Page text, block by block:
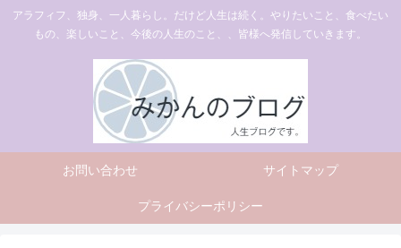
アラフィフ、独身、一人暮らし。だけど人生は続く。やりたいこと、食べたい
もの、楽しいこと、今後の人生のこと、、皆様へ発信していきます。
お問い合わせ サイトマップ
プライバシーポリシー